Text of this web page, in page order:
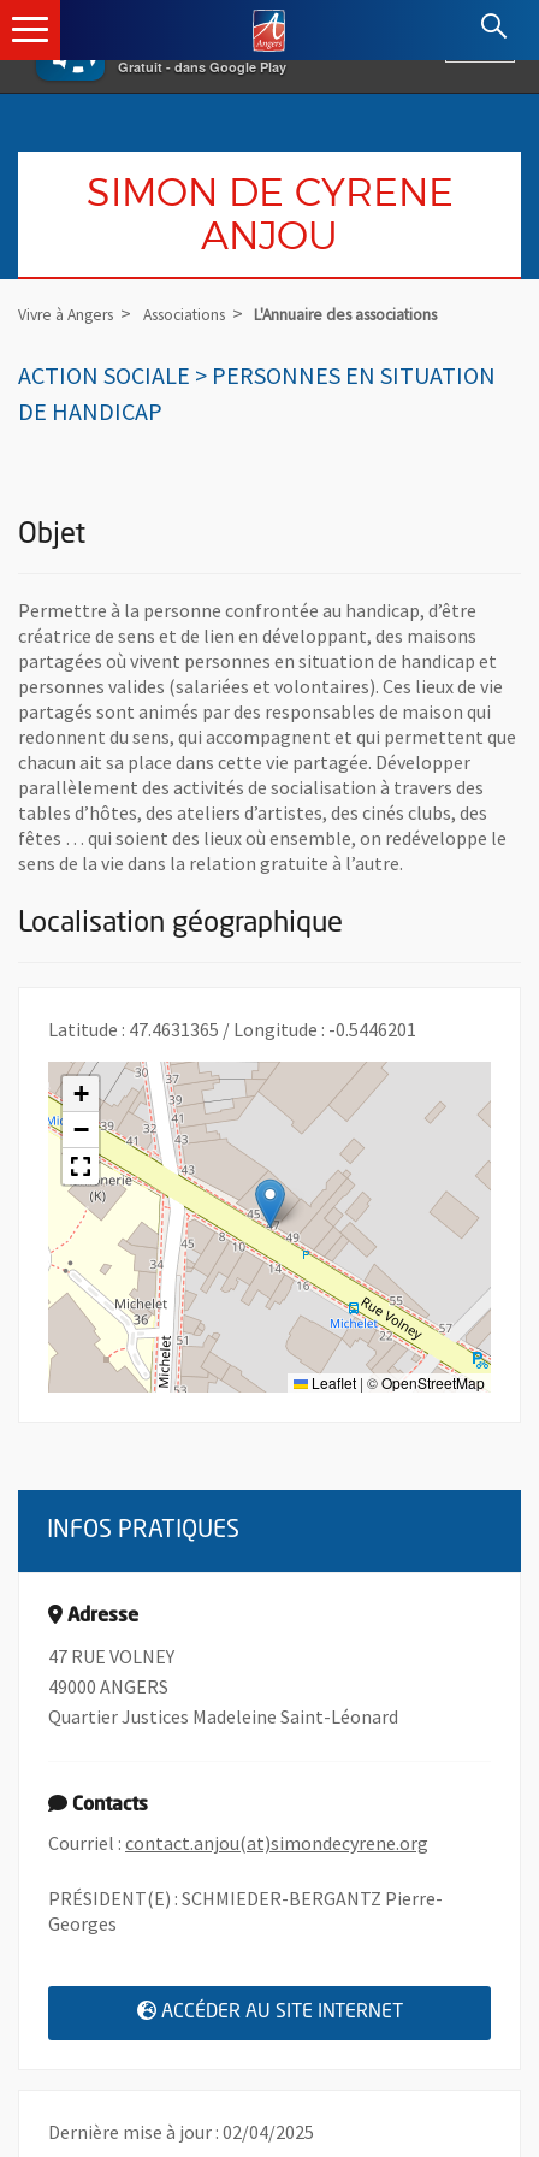
×
Gratuit - dans Google Play
Angers.fr : Retour à l'accueil
SIMON DE CYRENE
ANJOU
Vivre à Angers Associations L'Annuaire des associations
ACTION SOCIALE > PERSONNES EN SITUATION
DE HANDICAP
Objet
Permettre à la personne confrontée au handicap, d’être
créatrice de sens et de lien en développant, des maisons
partagées où vivent personnes en situation de handicap et
personnes valides (salariées et volontaires). Ces lieux de vie
partagés sont animés par des responsables de maison qui
redonnent du sens, qui accompagnent et qui permettent que
chacun ait sa place dans cette vie partagée. Développer
parallèlement des activités de socialisation à travers des
tables d’hôtes, des ateliers d’artistes, des cinés clubs, des
fêtes … qui soient des lieux où ensemble, on redéveloppe le
sens de la vie dans la relation gratuite à l’autre.
Localisation géographique
Latitude : 47.4631365 / Longitude : -0.5446201
+
−
Leaflet | ©OpenStreetMap
INFOS PRATIQUES
Adresse
47 RUE VOLNEY
49000 ANGERS
Quartier Justices Madeleine Saint-Léonard
Contacts
Courriel : contact.anjou(at)simondecyrene.org
PRÉSIDENT(E) : SCHMIEDER-BERGANTZ Pierre-
Georges
ACCÉDER AU SITE INTERNET , OUVRE UNE
Dernière mise à jour : 02/04/2025